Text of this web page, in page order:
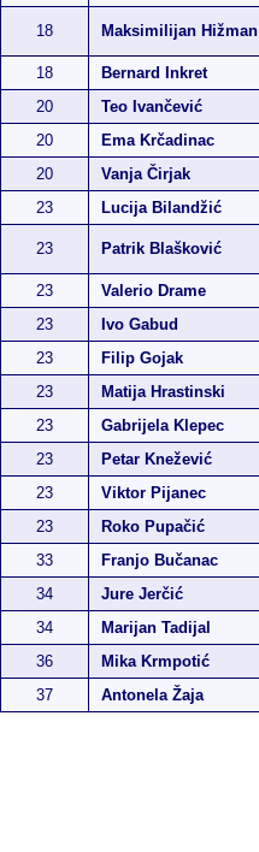
18 Maksimilijan Hižman
18
Bernard Inkret
20
Teo Ivančević
20
Ema Krčadinac
20
Vanja Čirjak
23
Lucija Bilandžić
23 Patrik Blašković
23
Valerio Drame
23
Ivo Gabud
23
Filip Gojak
23
Matija Hrastinski
23
Gabrijela Klepec
23
Petar Knežević
23
Viktor Pijanec
23
Roko Pupačić
33
Franjo Bučanac
34
Jure Jerčić
34
Marijan Tadijal
36
Mika Krmpotić
37
Antonela Žaja